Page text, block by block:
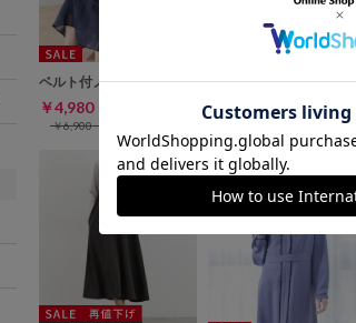
ベルト付ノースリワンピ
￥4,980（税込）
￥6,900（税込）
６分袖シャツワンピース
￥1,980（税込）